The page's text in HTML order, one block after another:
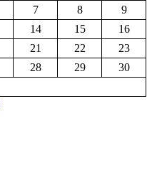
7 8
9
14 15
16
21 22
23
28 29
30